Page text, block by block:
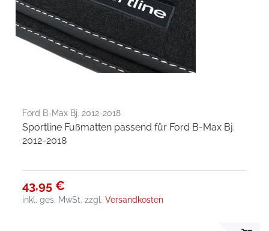
Ford B-Max Bj. 2012-2018
Sportline Fußmatten passend für Ford B-Max Bj.
2012-2018
43,95 €
inkl. ges. MwSt. zzgl.Versandkosten